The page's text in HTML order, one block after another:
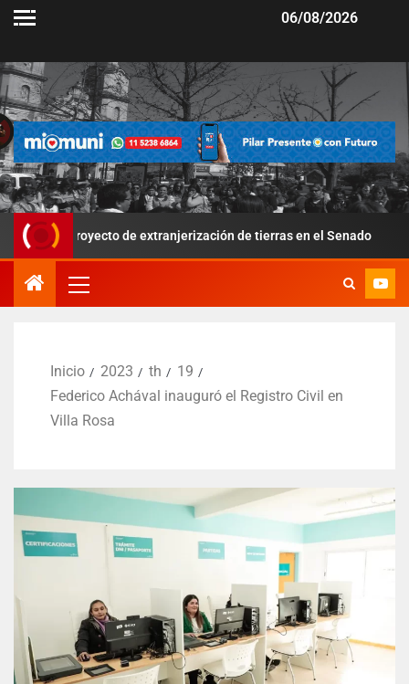
06/08/2026
de extranjerización de tierras en el Senado
Inicio 2023 th
19
Federico Achával inauguró el Registro Civil en
Villa Rosa